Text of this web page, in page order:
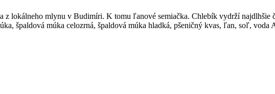
z lokálneho mlynu v Budimíri. K tomu ľanové semiačka. Chlebík vydrží najdlhšie
špaldová múka celozrná, špaldová múka hladká, pšeničný kvas, ľan, soľ, voda